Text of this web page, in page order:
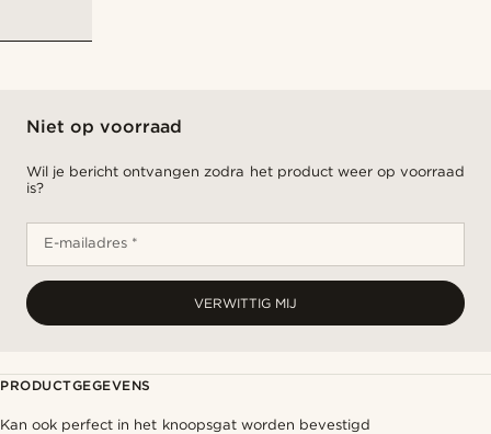
Niet op voorraad
Wil je bericht ontvangen zodra het product weer op voorraad
is?
E-mailadres *
VERWITTIG MIJ
PRODUCTGEGEVENS
Kan ook perfect in het knoopsgat worden bevestigd